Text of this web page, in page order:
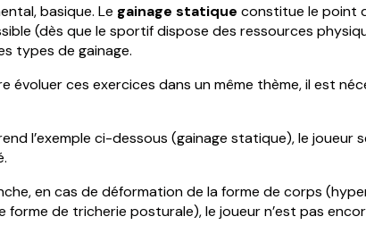
basique. Le gainage statique constitue le point
(dès que le sportif dispose des ressources
types de gainage.
évoluer ces exercices dans un même thème, il est
l’exemple ci-dessous (gainage statique), le
en cas de déformation de la forme de corps
forme de tricherie posturale), le joueur n’est pas